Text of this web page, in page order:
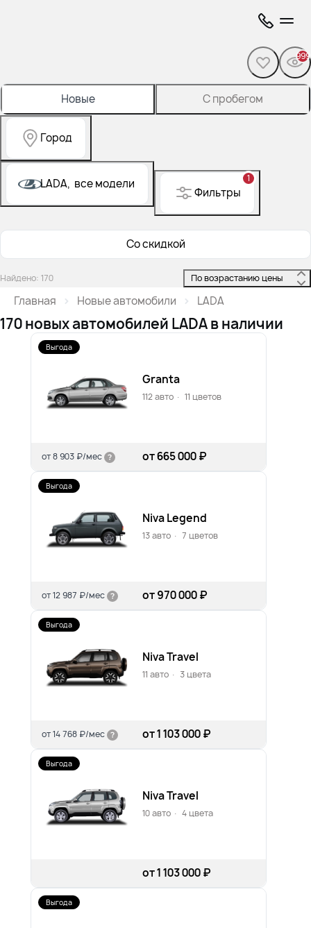
999
Новые С пробегом
Город
LADA, все модели 1
Фильтры
Со скидкой
Найдено: 170
Главная Новые автомобили LADA
170 новых автомобилей LADA в наличии
Выгода
Granta
112 авто · 11 цветов
от8 903 ₽/мес от 665 000 ₽
Выгода
Niva Legend
13 авто · 7 цветов
от12 987 ₽/мес от 970 000 ₽
Выгода
Niva Travel
11 авто · 3 цвета
от14 768 ₽/мес от 1 103 000 ₽
Выгода
Niva Travel
10 авто · 4 цвета
от 1 103 000 ₽
Выгода